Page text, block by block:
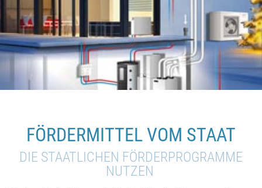
FÖRDERMITTEL VOM STAAT
DIE STAATLICHEN FÖRDERPROGRAMME
NUTZEN